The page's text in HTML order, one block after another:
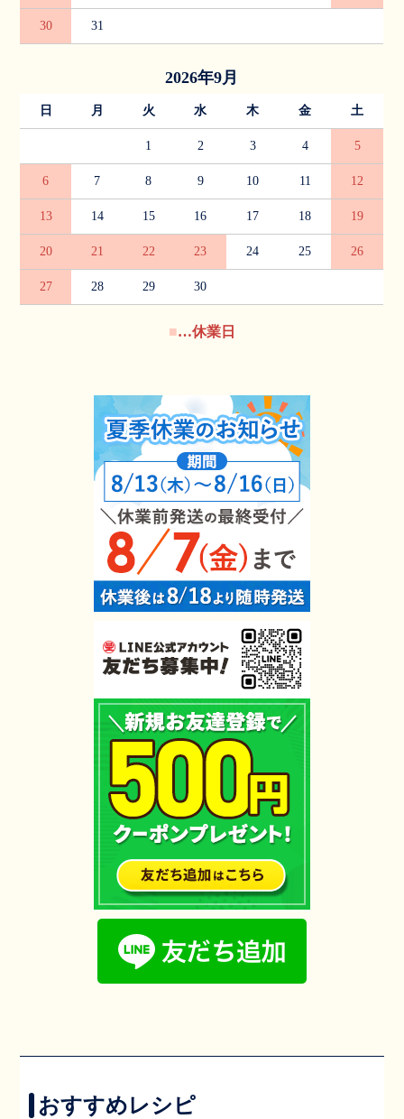
30 31
2026年9月
日 月 火 水 木 金 土
1 2 3 4 5
6 7 8 9 10 11 12
13 14 15 16 17 18 19
20 21 22 23 24 25 26
27 28 29 30
■…休業日
おすすめレシピ